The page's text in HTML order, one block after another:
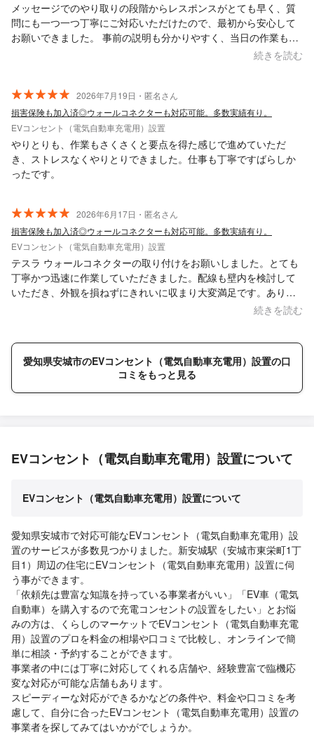
メッセージでのやり取りの段階からレスポンスがとても早く、質
問にも一つ一つ丁寧にご対応いただけたので、最初から安心して
お願いできました。 事前の説明も分かりやすく、当日の作業もと
てもスムーズで、EVコンセントの取付は1時間もかからずに完了
が、それでも内容を考えるとかなり安く対応していただけたと思
います。 作業中の説明や対応も丁寧で、全体を通してとても信頼
できる業者さんでした。 EVコンセント設置を検討されている方に
おすすめできます。
続きを読む
2026年7月19日・匿名さん
損害保険も加入済◎ウォールコネクターも対応可能。多数実績有り。
EVコンセント（電気自動車充電用）設置
やりとりも、作業もさくさくと要点を得た感じで進めていただ
き、ストレスなくやりとりできました。仕事も丁寧ですばらしか
ったです。
2026年6月17日・匿名さん
損害保険も加入済◎ウォールコネクターも対応可能。多数実績有り。
EVコンセント（電気自動車充電用）設置
テスラ ウォールコネクターの取り付けをお願いしました。とても
丁寧かつ迅速に作業していただきました。配線も壁内を検討して
いただき、外観を損ねずにきれいに収まり大変満足です。ありが
続きを読む
愛知県安城市のEVコンセント（電気自動車充電用）設置の口
コミをもっと見る
EVコンセント（電気自動車充電用）設置について
EVコンセント（電気自動車充電用）設置について
愛知県安城市で対応可能なEVコンセント（電気自動車充電用）設
置のサービスが多数見つかりました。新安城駅（安城市東栄町1丁
目1）周辺の住宅にEVコンセント（電気自動車充電用）設置に伺
う事ができます。
「依頼先は豊富な知識を持っている事業者がいい」「EV車（電気
自動車）を購入するので充電コンセントの設置をしたい」とお悩
みの方は、くらしのマーケットでEVコンセント（電気自動車充電
用）設置のプロを料金の相場や口コミで比較し、オンラインで簡
単に相談・予約することができます。
事業者の中には丁寧に対応してくれる店舗や、経験豊富で臨機応
変な対応が可能な店舗もあります。
スピーディーな対応ができるかなどの条件や、料金や口コミを考
慮して、自分に合ったEVコンセント（電気自動車充電用）設置の
事業者を探してみてはいかがでしょうか。